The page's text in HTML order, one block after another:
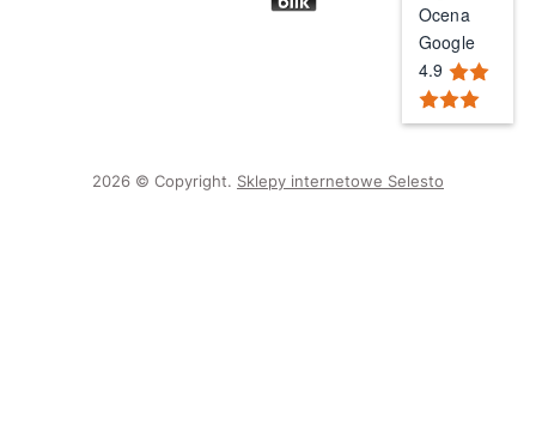
Ocena
Google
4.9
2026 © Copyright. Sklepy internetowe Selesto